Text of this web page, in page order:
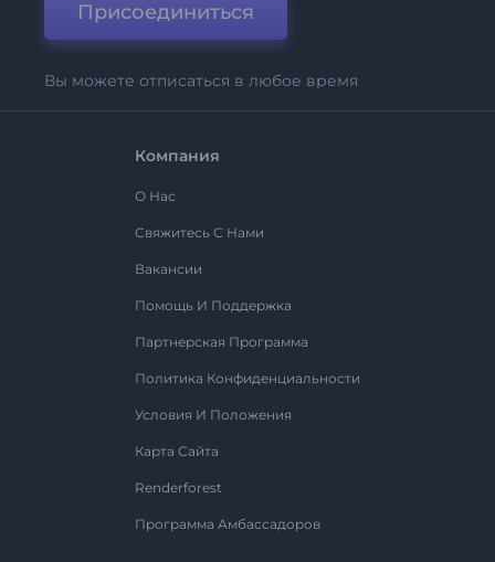
Присоединиться
Вы можете отписаться в любое время
Компания
О Нас
Свяжитесь С Нами
Вакансии
Помощь И Поддержка
Партнерская Программа
Политика Конфиденциальности
Условия И Положения
Карта Сайта
Renderforest
Программа Амбассадоров